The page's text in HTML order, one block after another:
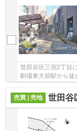
世田谷区三宿2丁目
駒場東大前駅から
売買 | 売地
世田谷